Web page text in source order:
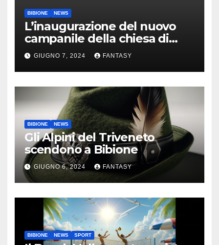
BIBIONE NEWS
L’inaugurazione del nuovo
campanile della chiesa di
Santa Maria Assunta di
Bibione
GIUGNO 7, 2024 FANTASY
BIBIONE NEWS
Gli Alpini del Triveneto
scendono a Bibione
GIUGNO 6, 2024 FANTASY
BIBIONE NEWS SPORT